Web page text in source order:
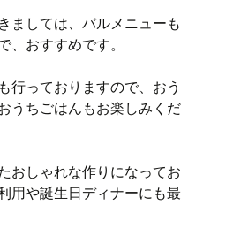
ましては、バルメニューも
、おすすめです。
行っておりますので、おう
うちごはんもお楽しみくだ
おしゃれな作りになってお
用や誕生日ディナーにも最